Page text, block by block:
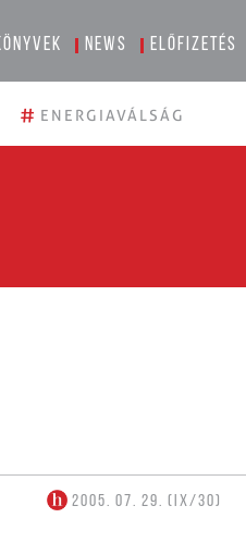
News Előfizetés
# ENERGIAVÁLSÁG
2005. 07. 29. (IX/30)